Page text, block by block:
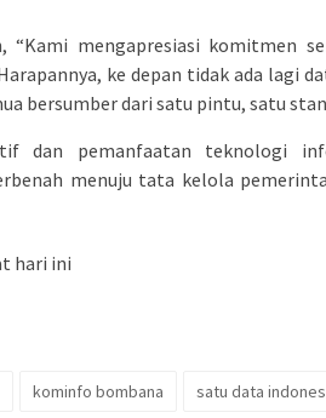
“Kami mengapresiasi komitmen
ke depan tidak ada lagi
bersumber dari satu pintu, satu
dan pemanfaatan teknologi
menuju tata kelola
hari ini
kominfo bombana satu data